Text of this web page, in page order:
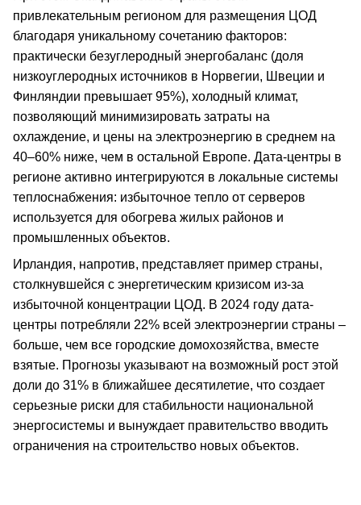
привлекательным регионом для размещения ЦОД
благодаря уникальному сочетанию факторов:
практически безуглеродный энергобаланс (доля
низкоуглеродных источников в Норвегии, Швеции и
Финляндии превышает 95%), холодный климат,
позволяющий минимизировать затраты на
охлаждение, и цены на электроэнергию в среднем на
40–60% ниже, чем в остальной Европе. Дата-центры в
регионе активно интегрируются в локальные системы
теплоснабжения: избыточное тепло от серверов
используется для обогрева жилых районов и
промышленных объектов.
Ирландия, напротив, представляет пример страны,
столкнувшейся с энергетическим кризисом из-за
избыточной концентрации ЦОД. В 2024 году дата-
центры потребляли 22% всей электроэнергии страны –
больше, чем все городские домохозяйства, вместе
взятые. Прогнозы указывают на возможный рост этой
доли до 31% в ближайшее десятилетие, что создает
серьезные риски для стабильности национальной
энергосистемы и вынуждает правительство вводить
ограничения на строительство новых объектов.